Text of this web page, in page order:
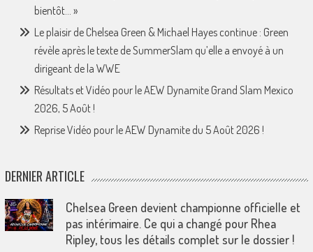
bientôt… »
Le plaisir de Chelsea Green & Michael Hayes continue : Green
révèle après le texte de SummerSlam qu’elle a envoyé à un
dirigeant de la WWE
Résultats et Vidéo pour le AEW Dynamite Grand Slam Mexico
2026, 5 Août !
Reprise Vidéo pour le AEW Dynamite du 5 Août 2026 !
DERNIER ARTICLE
Chelsea Green devient championne officielle et
pas intérimaire. Ce qui a changé pour Rhea
Ripley, tous les détails complet sur le dossier !